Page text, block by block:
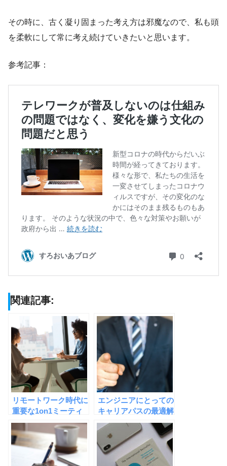
その時に、古く凝り固まった考え方は邪魔なので、私も頭
を柔軟にして常に考え続けていきたいと思います。
参考記事：
関連記事:
リモートワーク時代に
重要な1on1ミーティ
ング。やり方を間違え
ると逆効果に
エンジニアにとっての
キャリアパスの最適解
は、管理職？専門職？